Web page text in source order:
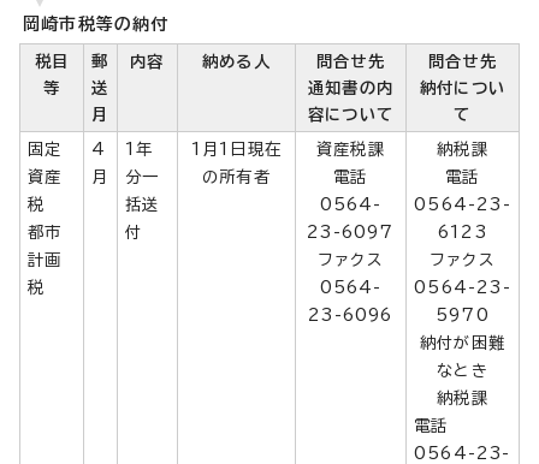
岡崎市税等の納付
税目
等
郵
送
月
内容 納める人
問合せ先
通知書の内
容について
問合せ先
納付につい
て
固定
資産
税
都市
計画
税
4
月
1年
分一
括送
付
1月1日現在
の所有者
資産税課
電話
0564-
23-6097
ファクス
0564-
23-6096
納税課
電話
0564-23-
6123
ファクス
0564-23-
5970
納付が困難
なとき
納税課
電話
0564-23-